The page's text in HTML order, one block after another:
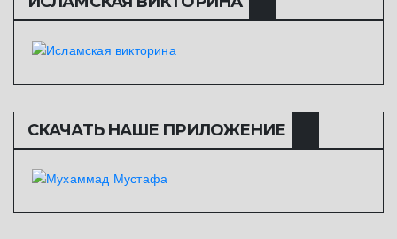
СКАЧАТЬ НАШЕ ПРИЛОЖЕНИЕ